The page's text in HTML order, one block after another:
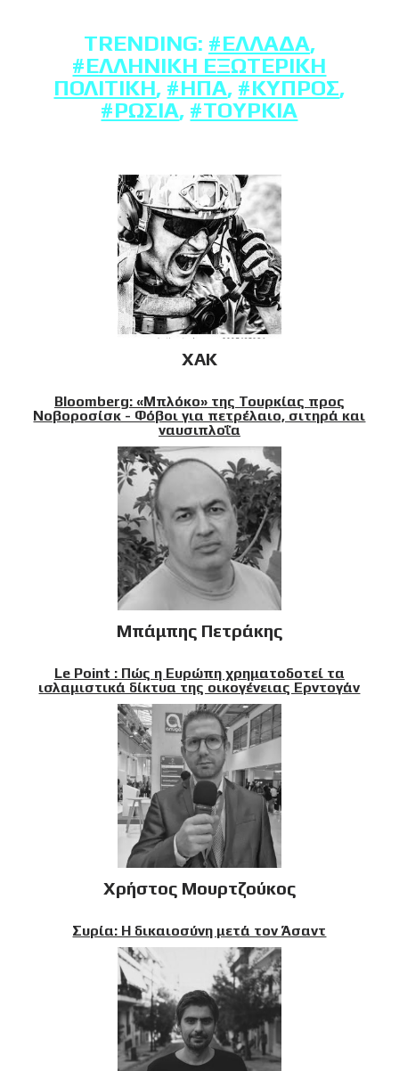
TRENDING: #ΕΛΛΆΔΑ,
#ΕΛΛΗΝΙΚΉ ΕΞΩΤΕΡΙΚΉ
ΠΟΛΙΤΙΚΉ, #ΗΠΑ, #ΚΎΠΡΟΣ,
#ΡΩΣΊΑ, #ΤΟΥΡΚΊΑ
XAK
Bloomberg: «Μπλόκο» της Τουρκίας προς
Νοβοροσίσκ - Φόβοι για πετρέλαιο, σιτηρά και
ναυσιπλοΐα
Μπάμπης Πετράκης
Le Point : Πώς η Ευρώπη χρηματοδοτεί τα
ισλαμιστικά δίκτυα της οικογένειας Ερντογάν
Χρήστος Μουρτζούκος
Συρία: Η δικαιοσύνη μετά τον Άσαντ